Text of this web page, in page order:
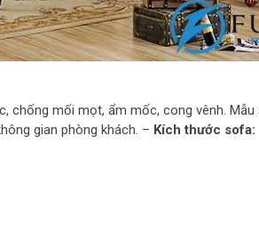
chống mối mọt, ẩm mốc, cong vênh.
gian phòng khách. – Kích thước sofa: